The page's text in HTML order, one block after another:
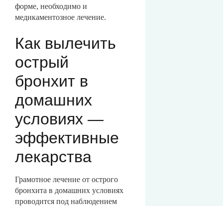
форме, необходимо и
медикаментозное лечение.
Как вылечить
острый
бронхит в
домашних
условиях —
эффективные
лекарства
Грамотное лечение от острого
бронхита в домашних условиях
проводится под наблюдением